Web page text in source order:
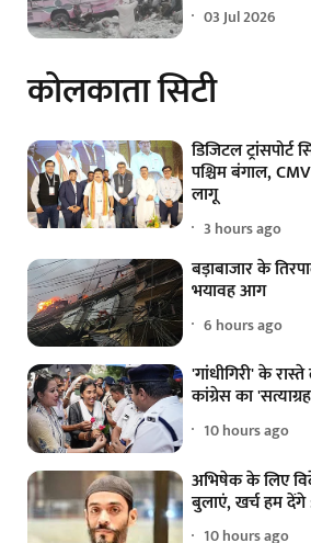
03 Jul 2026
कोलकाता सिटी
डिजिटल
पश्चिम बंगाल,
लागू
3 hours ago
बड़ाबाजार के
भयावह आग
6 hours ago
'गांधीगिरी' के
कांग्रेस का
10 hours ago
अभिषेक के लिए
बुलाएं, खर्च हम देंगे
10 hours ago